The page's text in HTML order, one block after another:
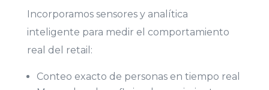
Incorporamos sensores y analítica
inteligente para medir el comportamiento
real del retail:
Conteo exacto de personas en tiempo real